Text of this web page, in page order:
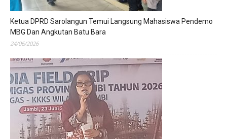
Ketua DPRD Sarolangun Temui Langsung Mahasiswa Pendemo
MBG Dan Angkutan Batu Bara
24/06/2026